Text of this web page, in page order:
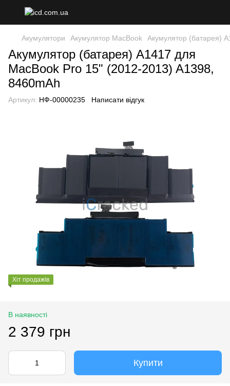
Акумулятори Акумулятор MacBook Акумулятор (батарея)
Акумулятор (батарея) A1417 для
MacBook Pro 15" (2012-2013) A1398,
8460mAh
Артикул: НФ-00000235 Написати відгук
Хіт продажів
В наявності
2 379 грн
Купити